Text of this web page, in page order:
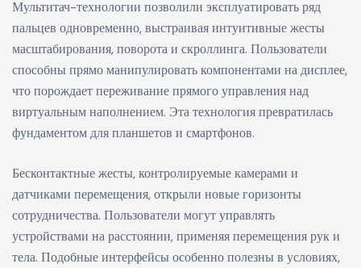
Мультитач-технологии позволили эксплуатировать ряд
пальцев одновременно, выстраивая интуитивные жесты
масштабирования, поворота и скроллинга. Пользователи
способны прямо манипулировать компонентами на дисплее,
что порождает переживание прямого управления над
виртуальным наполнением. Эта технология превратилась
фундаментом для планшетов и смартфонов.
Бесконтактные жесты, контролируемые камерами и
датчиками перемещения, открыли новые горизонты
сотрудничества. Пользователи могут управлять
устройствами на расстоянии, применяя перемещения рук и
тела. Подобные интерфейсы особенно полезны в условиях,